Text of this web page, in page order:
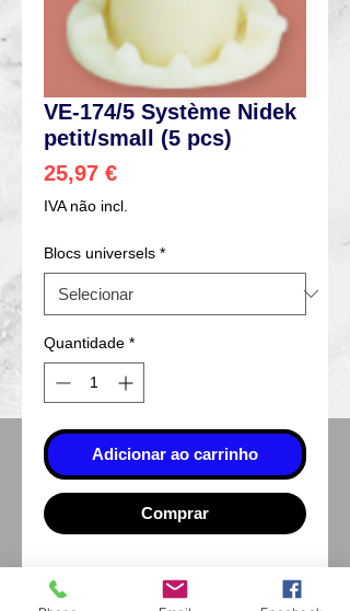
VE-174/5 Système Nidek
petit/small (5 pcs)
25,97 €Preço
IVA não incl.
Blocs universels *
Quantidade *
Adicionar ao carrinho
Comprar